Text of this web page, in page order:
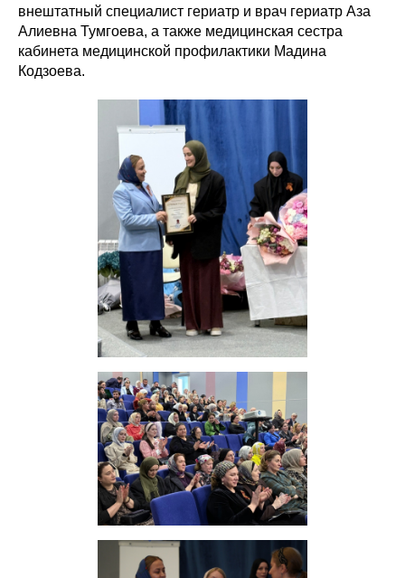
внештатный специалист гериатр и врач гериатр Аза
Алиевна Тумгоева, а также медицинская сестра
кабинета медицинской профилактики Мадина
Кодзоева.